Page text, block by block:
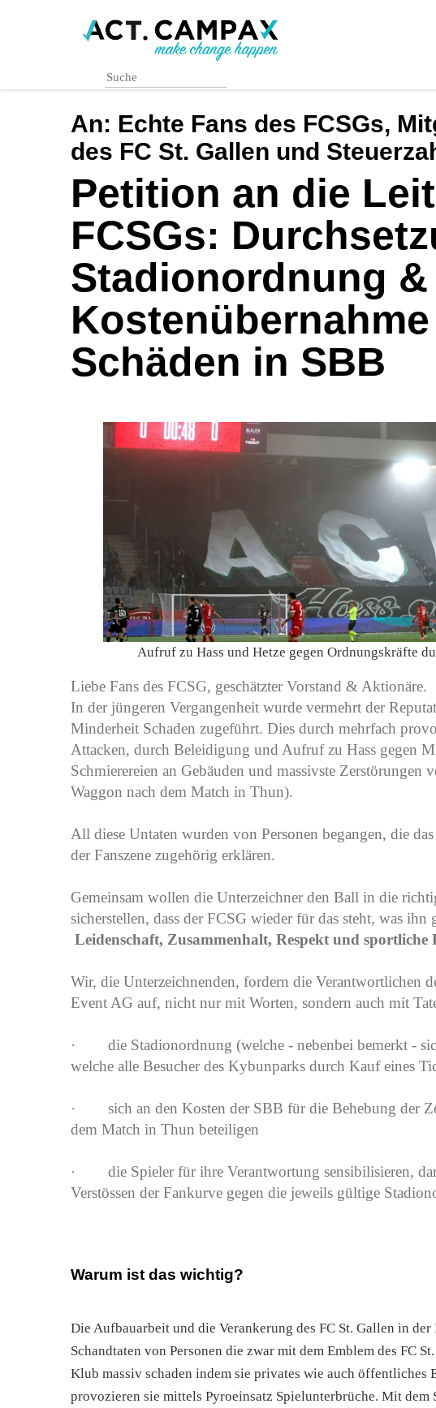
An: Echte Fans des FCSGs,
des FC St. Gallen und
Petition an die
FCSGs:
Stadionordnung &
Schäden in SBB
Aufruf zu Hass und Hetze gegen Ordnungskräfte
Liebe Fans des FCSG, geschätzter Vorstand & Aktionäre.
In der jüngeren Vergangenheit wurde vermehrt der
Minderheit Schaden zugeführt. Dies durch mehrfach
Attacken, durch Beleidigung und Aufruf zu Hass gegen
Schmierereien an Gebäuden und massivste
Waggon nach dem Match in Thun).
All diese Untaten wurden von Personen begangen, die
der Fanszene zugehörig erklären.
Gemeinsam wollen die Unterzeichner den Ball in die
sicherstellen, dass der FCSG wieder für das steht, was ihn
Leidenschaft, Zusammenhalt, Respekt und sportliche
Wir, die Unterzeichnenden, fordern die Verantwortlichen
Event AG auf, nicht nur mit Worten, sondern auch mit
· die Stadionordnung (welche - nebenbei bemerkt -
welche alle Besucher des Kybunparks durch Kauf eines
· sich an den Kosten der SBB für die Behebung der
dem Match in Thun beteiligen
· die Spieler für ihre Verantwortung sensibilisieren,
Verstössen der Fankurve gegen die jeweils gültige
Warum ist das wichtig?
Die Aufbauarbeit und die Verankerung des FC St. Gallen in
Schandtaten von Personen die zwar mit dem Emblem des FC
Klub massiv schaden indem sie privates wie auch öffentliches
provozieren sie mittels Pyroeinsatz Spielunterbrüche. Mit dem